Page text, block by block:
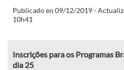
Publicado en 09/12/2019 -
10h41
Inscrições para os Programas
dia 25